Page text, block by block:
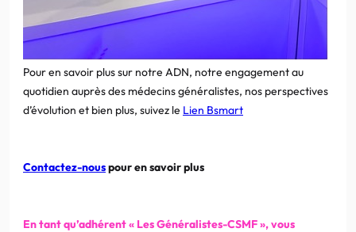
Pour en savoir plus sur notre ADN, notre engagement au
quotidien auprès des médecins généralistes, nos perspectives
d’évolution et bien plus, suivez le Lien Bsmart
Contactez-nouspour en savoir plus
En tant qu’adhérent « Les Généralistes-CSMF », vous